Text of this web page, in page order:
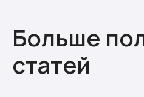
Больше
статей